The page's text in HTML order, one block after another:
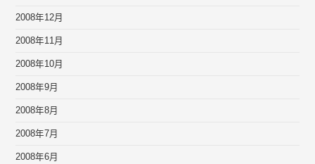
2008年12月
2008年11月
2008年10月
2008年9月
2008年8月
2008年7月
2008年6月